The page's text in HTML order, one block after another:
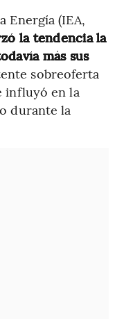
Energía (IEA,
la tendencia la
más sus
sobreoferta
influyó en la
durante la